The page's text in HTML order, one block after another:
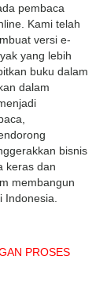
pembaca
Kami telah
versi e-
yang lebih
buku dalam
dalam
bisnis
keras dan
membangun
Indonesia.
PROSES